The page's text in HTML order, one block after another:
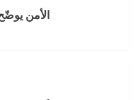
الأمن